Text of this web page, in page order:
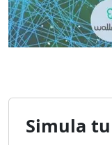
Simula